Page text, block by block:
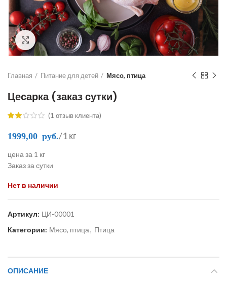
Click to enlarge
Главная Питание для детей Мясо, птица
Цесарка (заказ сутки)
(1 отзыв клиента)
1999,00 руб. /1 кг
цена за 1 кг
Заказ за сутки
Нет в наличии
Артикул: ЦИ-00001
Категории: Мясо, птица, Птица
ОПИСАНИЕ